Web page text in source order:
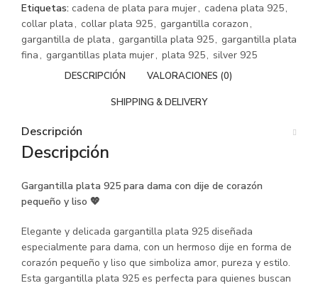
Etiquetas: cadena de plata para mujer, cadena plata 925,
collar plata, collar plata 925, gargantilla corazon,
gargantilla de plata, gargantilla plata 925, gargantilla plata
fina, gargantillas plata mujer, plata 925, silver 925
DESCRIPCIÓN VALORACIONES (0)
SHIPPING & DELIVERY
Descripción
Descripción
Gargantilla plata 925 para dama con dije de corazón
pequeño y liso 💖
Elegante y delicada gargantilla plata 925 diseñada
especialmente para dama, con un hermoso dije en forma de
corazón pequeño y liso que simboliza amor, pureza y estilo.
Esta gargantilla plata 925 es perfecta para quienes buscan